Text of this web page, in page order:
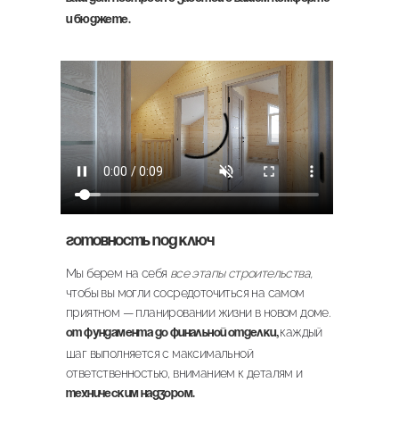
Мы берем на себя все этапы строительства,
чтобы вы могли сосредоточиться на самом
приятном — планировании жизни в новом доме.
От фундамента до финальной отделки,каждый
шаг выполняется с максимальной
ответственностью, вниманием к деталям и
техническим надзором.
Готовность под ключ
и бюджете.